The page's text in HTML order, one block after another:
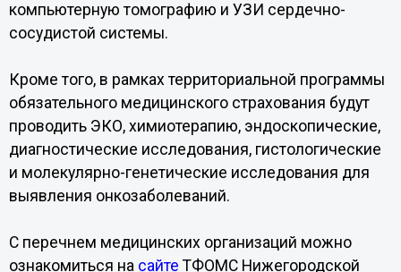
компьютерную томографию и УЗИ сердечно-
сосудистой системы.
Кроме того, в рамках территориальной программы
обязательного медицинского страхования будут
проводить ЭКО, химиотерапию, эндоскопические,
диагностические исследования, гистологические
и молекулярно-генетические исследования для
выявления онкозаболеваний.
С перечнем медицинских организаций можно
ознакомиться на сайте ТФОМС Нижегородской